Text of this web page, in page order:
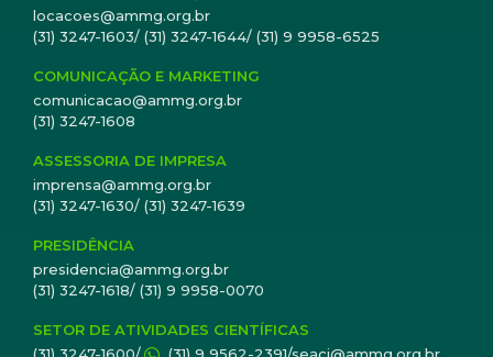
locacoes@ammg.org.br
(31) 3247-1603/ (31) 3247-1644/ (31) 9 9958-6525
COMUNICAÇÃO E MARKETING
comunicacao@ammg.org.br
(31) 3247-1608
ASSESSORIA DE IMPRESA
imprensa@ammg.org.br
(31) 3247-1630/ (31) 3247-1639
PRESIDÊNCIA
presidencia@ammg.org.br
(31) 3247-1618/ (31) 9 9958-0070
SETOR DE ATIVIDADES CIENTÍFICAS